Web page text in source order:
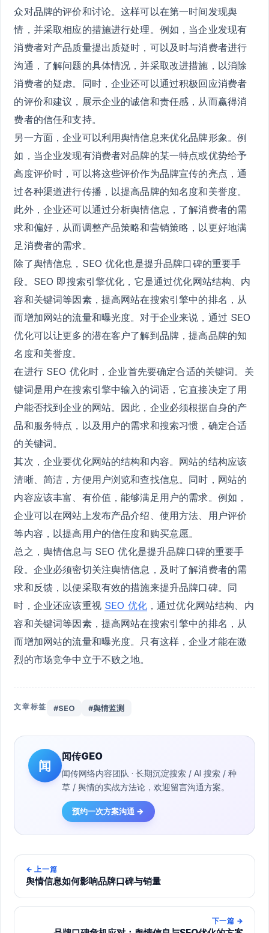
众对品牌的评价和讨论。这样可以在第一时间发现舆
情，并采取相应的措施进行处理。例如，当企业发现有
消费者对产品质量提出质疑时，可以及时与消费者进行
沟通，了解问题的具体情况，并采取改进措施，以消除
消费者的疑虑。同时，企业还可以通过积极回应消费者
的评价和建议，展示企业的诚信和责任感，从而赢得消
费者的信任和支持。
另一方面，企业可以利用舆情信息来优化品牌形象。例
如，当企业发现有消费者对品牌的某一特点或优势给予
高度评价时，可以将这些评价作为品牌宣传的亮点，通
过各种渠道进行传播，以提高品牌的知名度和美誉度。
此外，企业还可以通过分析舆情信息，了解消费者的需
求和偏好，从而调整产品策略和营销策略，以更好地满
足消费者的需求。
除了舆情信息，SEO 优化也是提升品牌口碑的重要手
段。SEO 即搜索引擎优化，它是通过优化网站结构、内
容和关键词等因素，提高网站在搜索引擎中的排名，从
而增加网站的流量和曝光度。对于企业来说，通过 SEO
优化可以让更多的潜在客户了解到品牌，提高品牌的知
名度和美誉度。
在进行 SEO 优化时，企业首先要确定合适的关键词。关
键词是用户在搜索引擎中输入的词语，它直接决定了用
户能否找到企业的网站。因此，企业必须根据自身的产
品和服务特点，以及用户的需求和搜索习惯，确定合适
的关键词。
其次，企业要优化网站的结构和内容。网站的结构应该
清晰、简洁，方便用户浏览和查找信息。同时，网站的
内容应该丰富、有价值，能够满足用户的需求。例如，
企业可以在网站上发布产品介绍、使用方法、用户评价
等内容，以提高用户的信任度和购买意愿。
总之，舆情信息与 SEO 优化是提升品牌口碑的重要手
段。企业必须密切关注舆情信息，及时了解消费者的需
求和反馈，以便采取有效的措施来提升品牌口碑。同
时，企业还应该重视 SEO 优化，通过优化网站结构、内
容和关键词等因素，提高网站在搜索引擎中的排名，从
而增加网站的流量和曝光度。只有这样，企业才能在激
烈的市场竞争中立于不败之地。
文章标签 #SEO #舆情监测
闻
闻传GEO
闻传网络内容团队 · 长期沉淀搜索 / AI 搜索 / 种
草 / 舆情的实战方法论，欢迎留言沟通方案。
预约一次方案沟通 →
← 上一篇
舆情信息如何影响品牌口碑与销量
下一篇 →